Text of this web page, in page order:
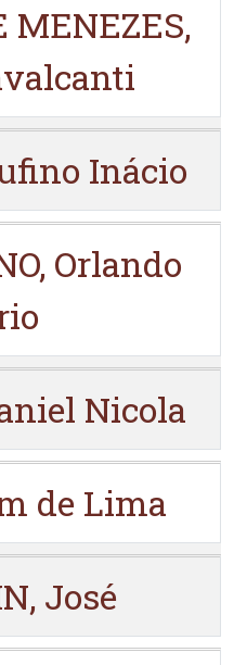
MENEZES,
Inácio
Orlando
Nicola
de Lima
José